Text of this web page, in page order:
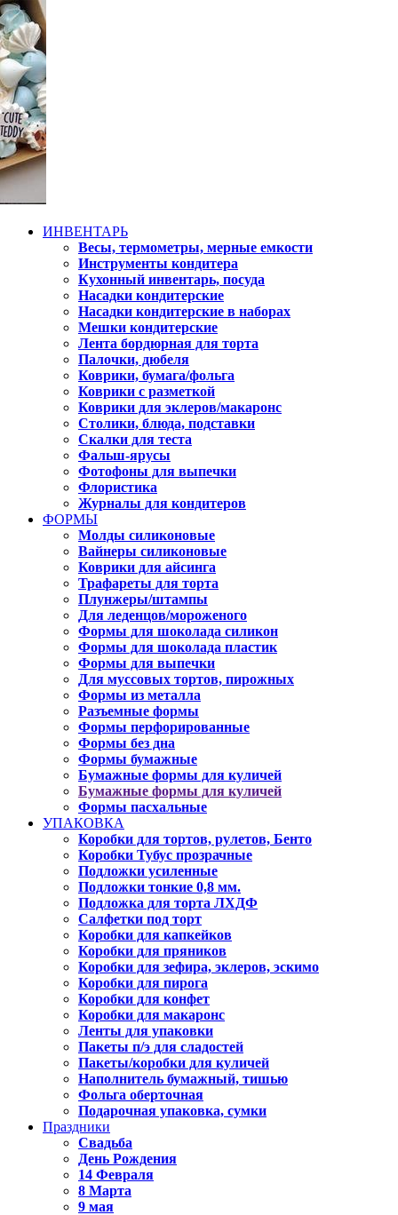
ИНВЕНТАРЬ
Весы, термометры, мерные емкости
Инструменты кондитера
Кухонный инвентарь, посуда
Насадки кондитерские
Насадки кондитерские в наборах
Мешки кондитерские
Лента бордюрная для торта
Палочки, дюбеля
Коврики, бумага/фольга
Коврики с разметкой
Коврики для эклеров/макаронс
Столики, блюда, подставки
Скалки для теста
Фальш-ярусы
Фотофоны для выпечки
Флористика
Журналы для кондитеров
ФОРМЫ
Молды силиконовые
Вайнеры силиконовые
Коврики для айсинга
Трафареты для торта
Плунжеры/штампы
Для леденцов/мороженого
Формы для шоколада силикон
Формы для шоколада пластик
Формы для выпечки
Для муссовых тортов, пирожных
Формы из металла
Разъемные формы
Формы перфорированные
Формы без дна
Формы бумажные
Бумажные формы для куличей
Бумажные формы для куличей
Формы пасхальные
УПАКОВКА
Коробки для тортов, рулетов, Бенто
Коробки Тубус прозрачные
Подложки усиленные
Подложки тонкие 0,8 мм.
Подложка для торта ЛХДФ
Салфетки под торт
Коробки для капкейков
Коробки для пряников
Коробки для зефира, эклеров, эскимо
Коробки для пирога
Коробки для конфет
Коробки для макаронс
Ленты для упаковки
Пакеты п/э для сладостей
Пакеты/коробки для куличей
Наполнитель бумажный, тишью
Фольга оберточная
Подарочная упаковка, сумки
Праздники
Свадьба
День Рождения
14 Февраля
8 Марта
9 мая